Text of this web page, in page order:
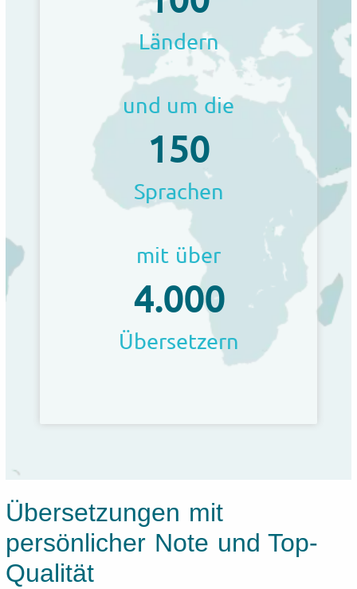
Ländern
und um die
150
Sprachen
mit über
4.000
Übersetzern
Übersetzungen mit
persönlicher Note und Top-
Qualität